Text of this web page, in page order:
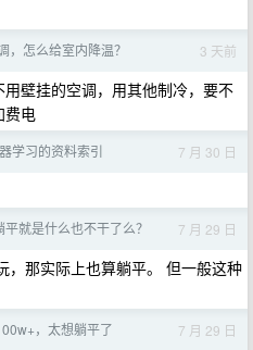
，怎么给室内降温？ 3 天前
壁挂的空调，用其他制冷，要不
费电
学习的资料索引 7 月 30 日
平就是什么也不干了么？ 7 月 29 日
，那实际上也算躺平。 但一般这种
，太想躺平了 7 月 29 日